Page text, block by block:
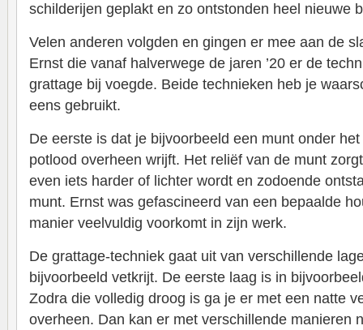
schilderijen geplakt en zo ontstonden heel nieuwe
Velen anderen volgden en gingen er mee aan de
Ernst die vanaf halverwege de jaren ’20 er de
grattage bij voegde. Beide technieken heb je
eens gebruikt.
De eerste is dat je bijvoorbeeld een munt onder
potlood overheen wrijft. Het reliëf van de munt
even iets harder of lichter wordt en zodoende
munt. Ernst was gefascineerd van een bepaalde
manier veelvuldig voorkomt in zijn werk.
De grattage-techniek gaat uit van verschillende
bijvoorbeeld vetkrijt. De eerste laag is in
Zodra die volledig droog is ga je er met een natte
overheen. Dan kan er met verschillende manieren